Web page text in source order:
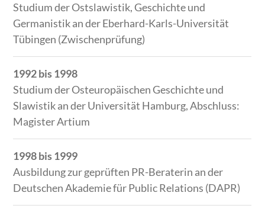
Studium der Ostslawistik, Geschichte und
Germanistik an der Eberhard-Karls-Universität
Tübingen (Zwischenprüfung)
1992 bis 1998
Studium der Osteuropäischen Geschichte und
Slawistik an der Universität Hamburg, Abschluss:
Magister Artium
1998 bis 1999
Ausbildung zur geprüften PR-Beraterin an der
Deutschen Akademie für Public Relations (DAPR)